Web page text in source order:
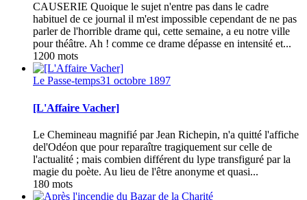
CAUSERIE Quoique le sujet n'entre pas dans le cadre
habituel de ce journal il m'est impossible cependant de ne pas
parler de l'horrible drame qui, cette semaine, a eu notre ville
pour théâtre. Ah ! comme ce drame dépasse en intensité et...
1200 mots
Le Passe-temps31 octobre 1897
[L'Affaire Vacher]
Le Chemineau magnifié par Jean Richepin, n'a quitté l'affiche
del'Odéon que pour reparaître tragiquement sur celle de
l'actualité ; mais combien différent du lype transfiguré par la
magie du poète. Au lieu de l'être anonyme et quasi...
180 mots